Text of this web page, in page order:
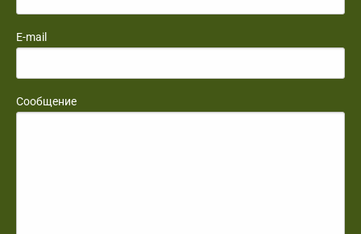
E-mail
Сообщение